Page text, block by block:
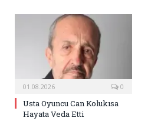
01.08.2026 0
Usta Oyuncu Can Kolukısa
Hayata Veda Etti